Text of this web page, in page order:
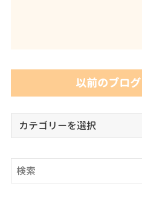
以前のブロ
前
ブ
ロ